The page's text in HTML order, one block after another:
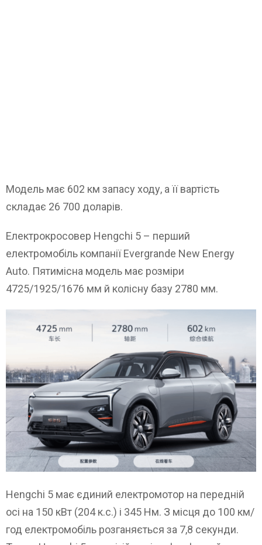
Модель має 602 км запасу ходу, а її вартість
складає 26 700 доларів.
Електрокросовер Hengchi 5 – перший
електромобіль компанії Evergrande New Energy
Auto. Пятимісна модель має розміри
4725/1925/1676 мм й колісну базу 2780 мм.
Hengchi 5 має єдиний електромотор на передній
осі на 150 кВт (204 к.с.) і 345 Нм. З місця до 100 км/
год електромобіль розганяється за 7,8 секунди.